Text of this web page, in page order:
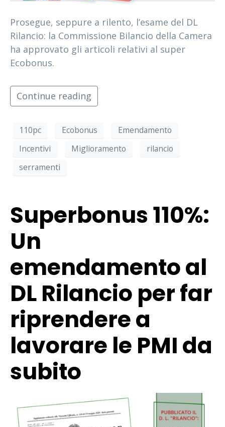
Prosegue, seppure a rilento, l’esame del DL
Rilancio: la Commissione Bilancio della Camera
ha approvato gli articoli relativi al super
Ecobonus.
Continue reading
110pc Ecobonus
Emendamento
Incentivi
Miglioramento
rilancio
serramenti
Superbonus 110%:
Un
emendamento al
DL Rilancio per far
riprendere a
lavorare le PMI da
subito